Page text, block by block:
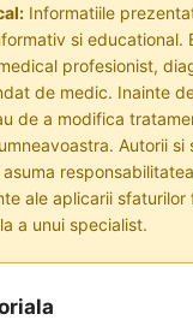
Informatiile
si educational.
profesionist,
de medic. Inainte
de a modifica
Autorii si
ale aplicarii sfaturilor
a unui specialist.